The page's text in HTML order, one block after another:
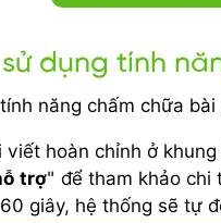
dụng tính
năng chấm chữa
viết hoàn chỉnh ở khung
trợ" để tham khảo chi
giây, hệ thống sẽ tự